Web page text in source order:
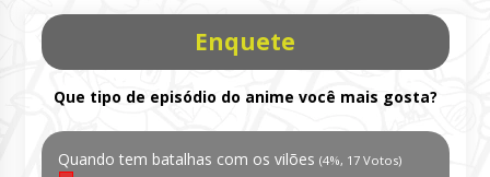
Enquete
Que tipo de episódio do anime você mais gosta?
Quando tem batalhas com os vilões (4%, 17 Votos)